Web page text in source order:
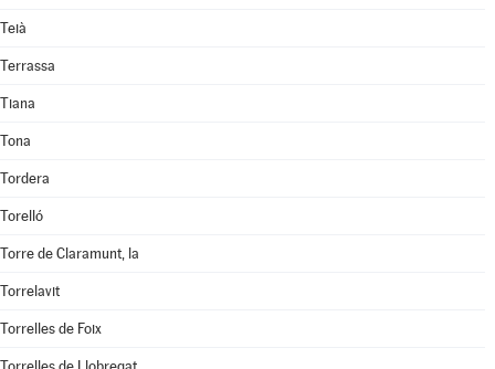
Teià
Terrassa
Tiana
Tona
Tordera
Torelló
Torre de Claramunt, la
Torrelavit
Torrelles de Foix